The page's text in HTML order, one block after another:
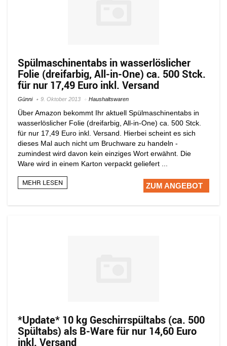
Spülmaschinentabs in wasserlöslicher
Folie (dreifarbig, All-in-One) ca. 500 Stck.
für nur 17,49 Euro inkl. Versand
Günni 9. Oktober 2013 Haushaltswaren
Über Amazon bekommt Ihr aktuell Spülmaschinentabs in
wasserlöslicher Folie (dreifarbig, All-in-One) ca. 500 Stck.
für nur 17,49 Euro inkl. Versand. Hierbei scheint es sich
dieses Mal auch nicht um Bruchware zu handeln -
zumindest wird davon kein einziges Wort erwähnt. Die
Ware wird in einem Karton verpackt geliefert ...
MEHR LESEN ZUM ANGEBOT
*Update* 10 kg Geschirrspültabs (ca. 500
Spültabs) als B-Ware für nur 14,60 Euro
inkl. Versand